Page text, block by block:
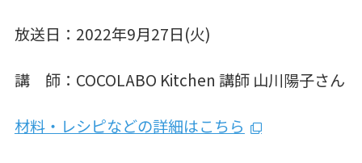
放送日：2022年9月27日(火)
講 師：COCOLABO Kitchen 講師 山川陽子さん
材料・レシピなどの詳細はこちら